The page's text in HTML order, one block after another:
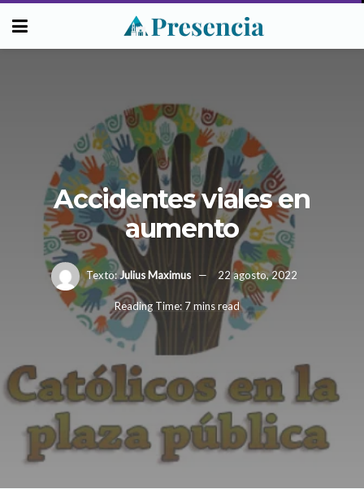
Accidentes viales en
aumento
Texto:Julius Maximus 22 agosto, 2022
Reading Time: 7 mins read